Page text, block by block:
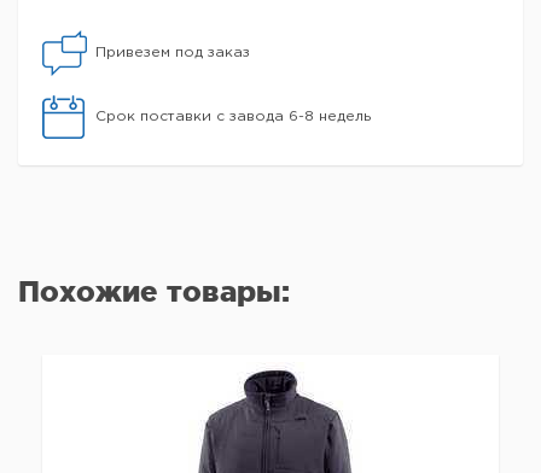
Привезем под заказ
Срок поставки с завода 6-8 недель
Похожие товары: